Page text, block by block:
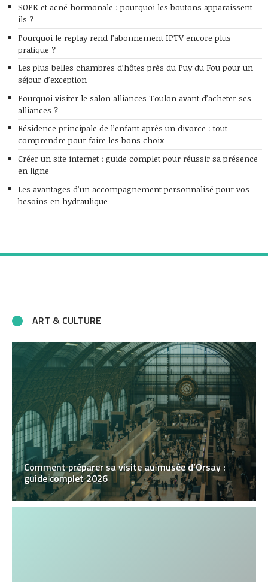
SOPK et acné hormonale : pourquoi les boutons apparaissent-
ils ?
Pourquoi le replay rend l’abonnement IPTV encore plus
pratique ?
Les plus belles chambres d’hôtes près du Puy du Fou pour un
séjour d’exception
Pourquoi visiter le salon alliances Toulon avant d’acheter ses
alliances ?
Résidence principale de l’enfant après un divorce : tout
comprendre pour faire les bons choix
Créer un site internet : guide complet pour réussir sa présence
en ligne
Les avantages d’un accompagnement personnalisé pour vos
besoins en hydraulique
ART & CULTURE
Comment préparer sa visite au musée d’Orsay :
guide complet 2026